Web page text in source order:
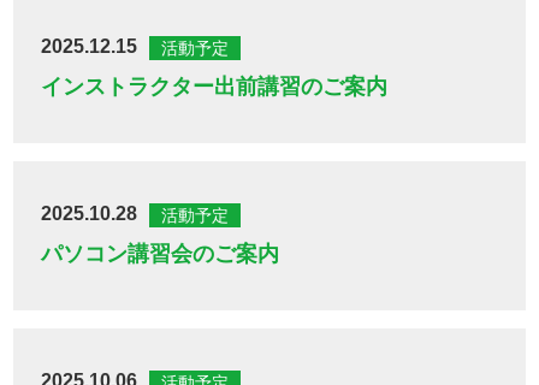
2025.12.15 活動予定
インストラクター出前講習のご案内
2025.10.28 活動予定
パソコン講習会のご案内